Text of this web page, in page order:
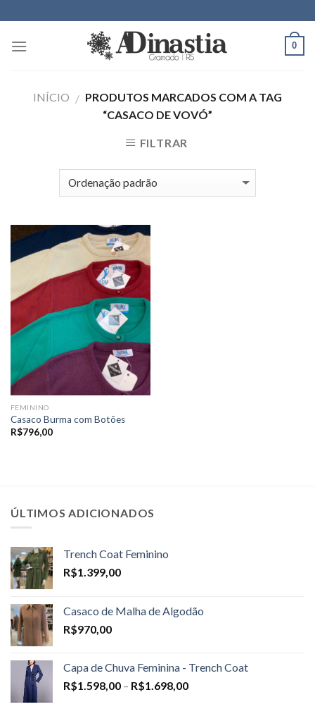
to
content
0
INÍCIO / PRODUTOS MARCADOS COM A TAG
“CASACO DE VOVÓ”
FILTRAR
FEMININO
Casaco Burma com Botões
R$796,00
ÚLTIMOS ADICIONADOS
Trench Coat Feminino
R$1.399,00
Casaco de Malha de Algodão
R$970,00
Capa de Chuva Feminina - Trench Coat
R$1.598,00 – R$1.698,00Price